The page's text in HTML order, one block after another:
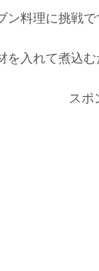
ン料理に挑戦で
を入れて煮込む
スポ